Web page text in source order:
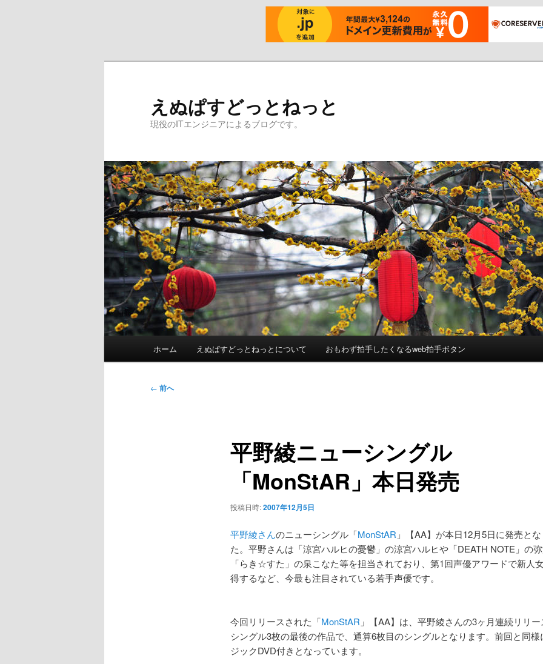
えぬぱすどっとねっと
現役のITエンジニアによるブログです。
ホーム えぬぱすどっとねっとについて おもわず拍手したくなるweb拍手ボタン
投
← 前へ
平野綾ニューシングル
「MonStAR」本日発売
投稿日時:2007年12月5日
平野綾さんのニューシングル「MonStAR 」【AA】が本日12月5日に発売と
た。平野さんは「涼宮ハルヒの憂鬱」の涼宮ハルヒや「DEATH NOTE」の
「らき☆すた」の泉こなた等を担当されており、第1回声優アワードで新人
得するなど、今最も注目されている若手声優です。
今回リリースされた「MonStAR 」【AA】は、平野綾さんの3ヶ月連続リリ
シングル3枚の最後の作品で、通算6枚目のシングルとなります。前回と同様
ジックDVD付きとなっています。